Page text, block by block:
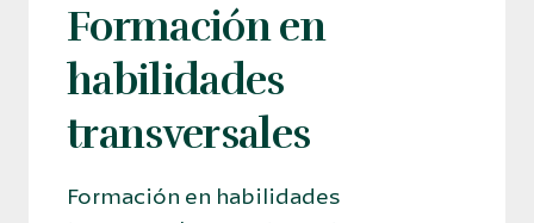
Formación en
habilidades
transversales
Formación en habilidades